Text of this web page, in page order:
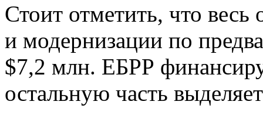
Стоит отметить, что
и модернизации по
$7,2 млн. ЕБРР
остальную часть